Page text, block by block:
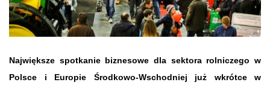
Największe spotkanie biznesowe dla sektora rolniczego w
Polsce i Europie Środkowo-Wschodniej już wkrótce w